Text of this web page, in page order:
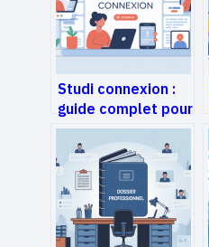
Studi connexion :
guide complet pour
accéder à votre
espace en ligne